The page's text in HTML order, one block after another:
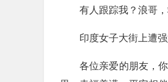
有人跟踪我？浪哥，
印度女子大街上遭强
各位亲爱的朋友，你